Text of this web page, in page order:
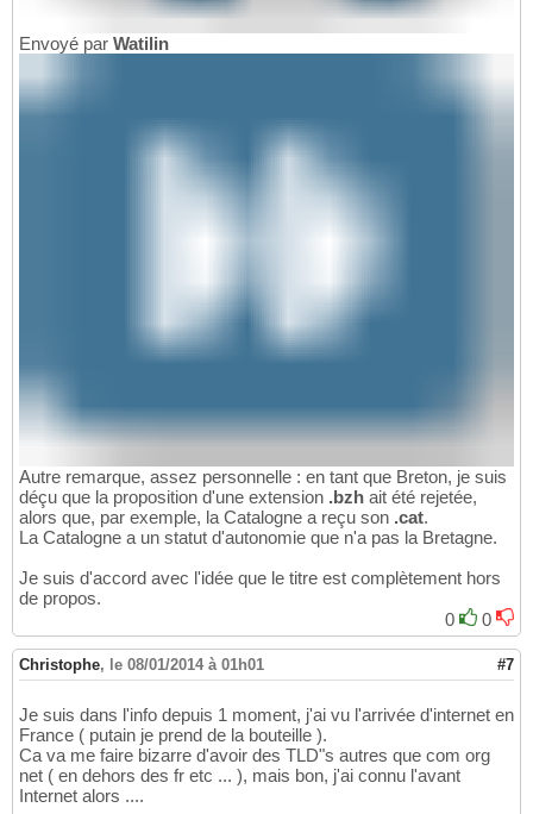
Envoyé par Watilin
Autre remarque, assez personnelle : en tant que Breton, je suis
déçu que la proposition d'une extension .bzh ait été rejetée,
alors que, par exemple, la Catalogne a reçu son .cat.
La Catalogne a un statut d'autonomie que n'a pas la Bretagne.
Je suis d'accord avec l'idée que le titre est complètement hors
de propos.
0
0
Christophe, le 08/01/2014 à 01h01 #7
Je suis dans l'info depuis 1 moment, j'ai vu l'arrivée d'internet en
France ( putain je prend de la bouteille ).
Ca va me faire bizarre d'avoir des TLD"s autres que com org
net ( en dehors des fr etc ... ), mais bon, j'ai connu l'avant
Internet alors ....